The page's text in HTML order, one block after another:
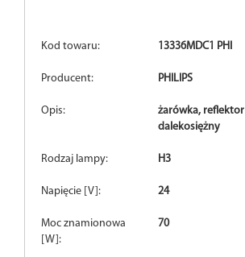
Kod towaru: 13336MDC1 PHI
Producent: PHILIPS
Opis:
żarówka, reflektor
dalekosiężny
Rodzaj lampy: H3
Napięcie [V]: 24
Moc znamionowa
[W]:
70